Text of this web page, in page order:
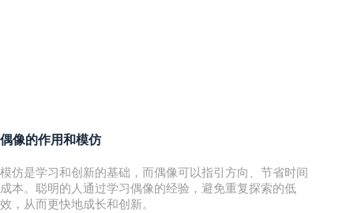
偶像的作用和模仿
模仿是学习和创新的基础，而偶像可以指引方向、节省时间
成本。聪明的人通过学习偶像的经验，避免重复探索的低
效，从而更快地成长和创新。